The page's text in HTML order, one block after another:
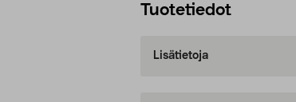
Tuotetiedot
Lisätietoja